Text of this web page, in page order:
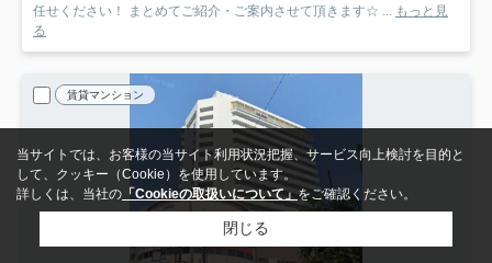
任せください！ まとめてご紹介・ご案内させて頂きます☆ ... もっと見
る
賃貸マンション
当サイトでは、お客様の当サイト利用状況把握、サービス向上検討を目的と
して、クッキー（Cookie）を使用しています。
詳しくは、当社の 「Cookieの取扱いについて」をご確認ください。
閉じる